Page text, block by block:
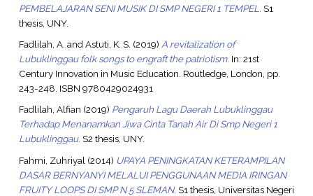
PEMBELAJARAN SENI MUSIK DI SMP NEGERI 1 TEMPEL. S1
thesis, UNY.
Fadlilah, A. and Astuti, K. S. (2019) A revitalization of
Lubuklinggau folk songs to engraft the patriotism. In: 21st
Century Innovation in Music Education. Routledge, London, pp.
243-248. ISBN 9780429024931
Fadlilah, Alfian (2019) Pengaruh Lagu Daerah Lubuklinggau
Terhadap Menanamkan Jiwa Cinta Tanah Air Di Smp Negeri 1
Lubuklinggau. S2 thesis, UNY.
Fahmi, Zuhriyal (2014) UPAYA PENINGKATAN KETERAMPILAN
DASAR BERNYANYI MELALUI PENGGUNAAN MEDIA IRINGAN
FRUITY LOOPS DI SMP N 5 SLEMAN. S1 thesis, Universitas Negeri